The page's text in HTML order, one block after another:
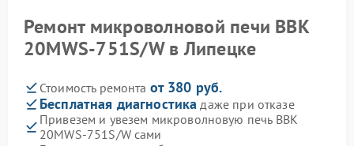
Ремонт микроволновой печи BBK
20MWS-751S/W в Липецке
Стоимость ремонта от 380 руб.
Бесплатная диагностика даже при отказе
Привезем и увезем микроволновую печь BBK
20MWS-751S/W сами